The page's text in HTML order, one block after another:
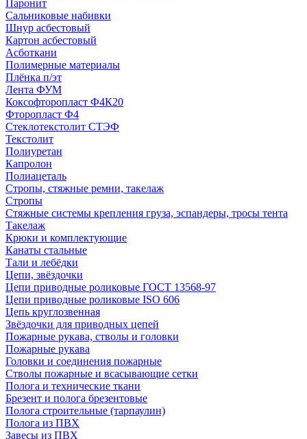
Паронит
Сальниковые набивки
Шнур асбестовый
Картон асбестовый
Асботкани
Полимерные материалы
Плёнка п/эт
Лента ФУМ
Коксофторопласт Ф4К20
Фторопласт Ф4
Стеклотекстолит СТЭФ
Текстолит
Полиуретан
Капролон
Полиацеталь
Стропы, стяжные ремни, такелаж
Стропы
Стяжные системы крепления груза, эспандеры, тросы тента
Такелаж
Крюки и комплектующие
Канаты стальные
Тали и лебёдки
Цепи, звёздочки
Цепи приводные роликовые ГОСТ 13568-97
Цепи приводные роликовые ISO 606
Цепь круглозвенная
Звёздочки для приводных цепей
Пожарные рукава, стволы и головки
Пожарные рукава
Головки и соединения пожарные
Стволы пожарные и всасывающие сетки
Полога и технические ткани
Брезент и полога брезентовые
Полога строительные (тарпаулин)
Полога из ПВХ
Завесы из ПВХ